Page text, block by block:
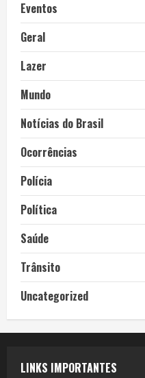
Eventos
Geral
Lazer
Mundo
Notícias do Brasil
Ocorrências
Polícia
Política
Saúde
Trânsito
Uncategorized
LINKS IMPORTANTES